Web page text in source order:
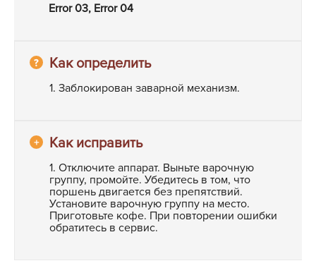
Error 03, Error 04
1. Заблокирован заварной механизм.
1. Отключите аппарат. Выньте варочную
группу, промойте. Убедитесь в том, что
поршень двигается без препятствий.
Установите варочную группу на место.
Приготовьте кофе. При повторении ошибки
обратитесь в сервис.